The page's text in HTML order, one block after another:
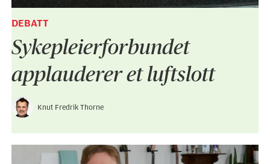
DEBATT
Sykepleier­forbundet
applauderer et luftslott
Knut Fredrik Thorne